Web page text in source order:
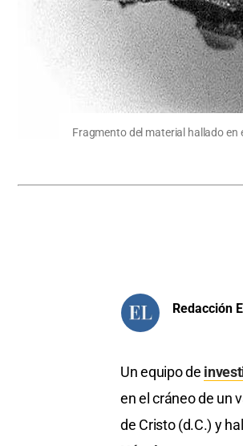
Fragmento del material hallado en
Redacción
Un equipo de
en el cráneo de un
de Cristo (d.C.) y